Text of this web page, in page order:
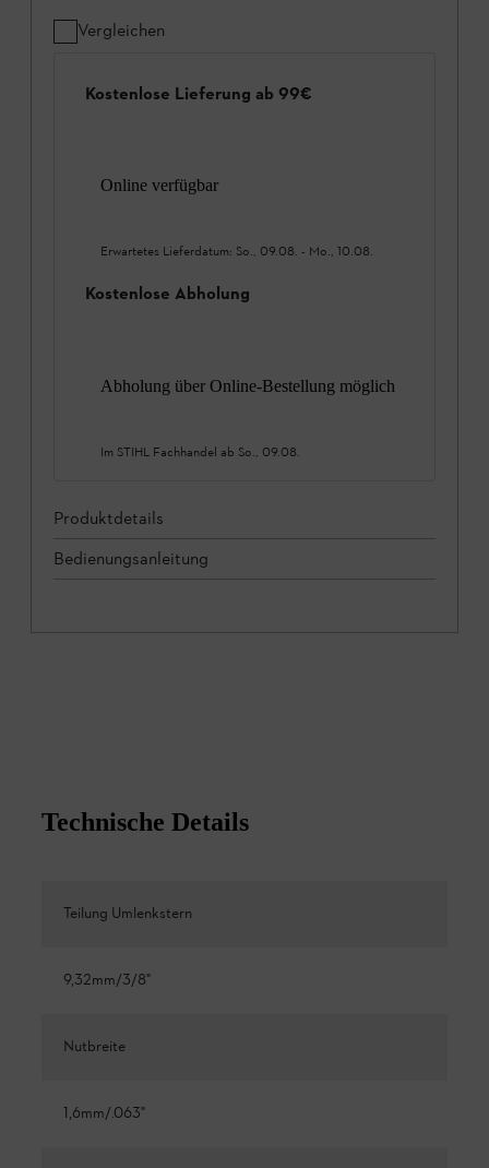
Vergleichen
Kostenlose Lieferung ab 99€
Online verfügbar
Erwartetes Lieferdatum: So., 09.08. - Mo., 10.08.
Kostenlose Abholung
Abholung über Online-Bestellung möglich
Im STIHL Fachhandel ab So., 09.08.
Produktdetails
Bedienungsanleitung
Technische Details
Teilung Umlenkstern
9,32mm/3/8"
Nutbreite
1,6mm/.063"